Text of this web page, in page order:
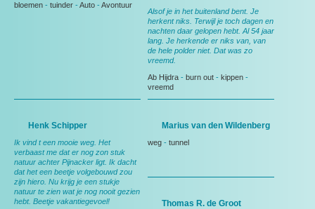
bloemen - tuinder -Auto -Avontuur
Alsof je in het buitenland bent. Je
herkent niks. Terwijl je toch dagen en
nachten daar gelopen hebt. Al 54 jaar
lang. Je herkende er niks van, van
de hele polder niet. Dat was zo
vreemd.
Ab Hijdra - burn out - kippen -
vreemd
Henk Schipper
Ik vind t een mooie weg. Het
verbaast me dat er nog zon stuk
natuur achter Pijnacker ligt. Ik dacht
dat het een beetje volgebouwd zou
zijn hiero. Nu krijg je een stukje
natuur te zien wat je nog nooit gezien
hebt. Beetje vakantiegevoel!
Marius van den Wildenberg
weg - tunnel
Thomas R. de Groot